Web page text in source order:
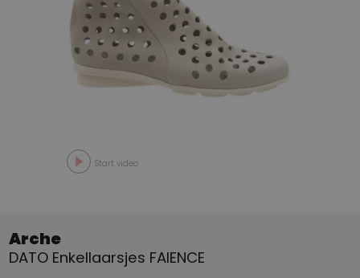
Start video
Arche
DATO Enkellaarsjes FAIENCE